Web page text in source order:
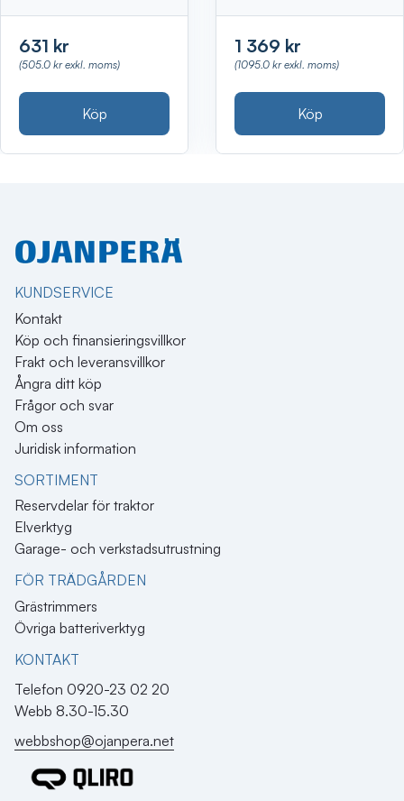
631 kr
(505.0 kr exkl. moms)
Köp
1 369 kr
(1095.0 kr exkl. moms)
Köp
KUNDSERVICE
Kontakt
Köp och finansieringsvillkor
Frakt och leveransvillkor
Ångra ditt köp
Frågor och svar
Om oss
Juridisk information
SORTIMENT
Reservdelar för traktor
Elverktyg
Garage- och verkstadsutrustning
FÖR TRÄDGÅRDEN
Grästrimmers
Övriga batteriverktyg
KONTAKT​
Telefon 0920-23 02 20
Webb 8.30-15.30
webbshop@ojanpera.net